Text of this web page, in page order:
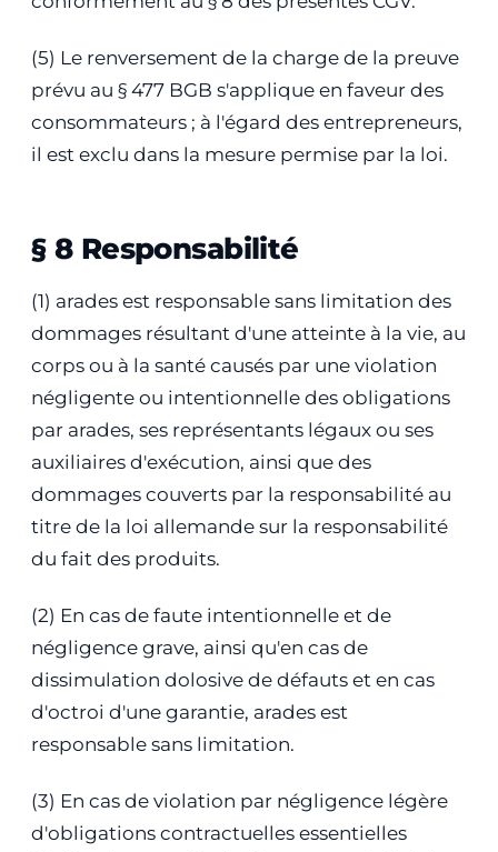
(5) Le renversement de la charge de la preuve
prévu au § 477 BGB s'applique en faveur des
consommateurs ; à l'égard des entrepreneurs,
il est exclu dans la mesure permise par la loi.
§ 8 Responsabilité
(1) arades est responsable sans limitation des
dommages résultant d'une atteinte à la vie, au
corps ou à la santé causés par une violation
négligente ou intentionnelle des obligations
par arades, ses représentants légaux ou ses
auxiliaires d'exécution, ainsi que des
dommages couverts par la responsabilité au
titre de la loi allemande sur la responsabilité
du fait des produits.
(2) En cas de faute intentionnelle et de
négligence grave, ainsi qu'en cas de
dissimulation dolosive de défauts et en cas
d'octroi d'une garantie, arades est
responsable sans limitation.
(3) En cas de violation par négligence légère
d'obligations contractuelles essentielles